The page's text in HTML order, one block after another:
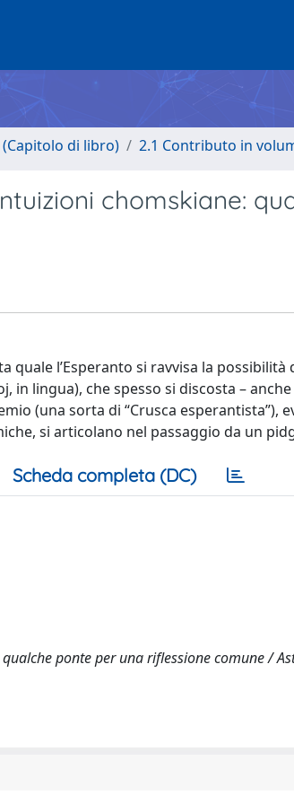
di libro) 2.1 Contributo in
chomskiane:
l’Esperanto si ravvisa la possibilità
in lingua), che spesso si discosta –
(una sorta di “Crusca esperantista”),
si articolano nel passaggio da un
Scheda completa (DC)
ponte per una riflessione comune /